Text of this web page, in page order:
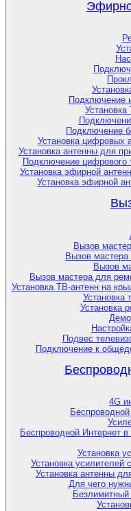
Подключение
Подключение
Установка цифровых
Установка антенны для
Подключение цифрового
Установка эфирной
Установка эфирной
Вызов
Вызов мастера
Вызов
Вызов мастера для
Установка ТВ-антенн на
Установка
Установка
Подвес
Подключение к
4G
Беспроводной Интернет
Установка
Установка усилителей
Установка антенны
Для чего